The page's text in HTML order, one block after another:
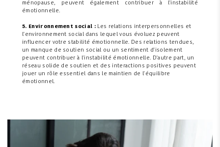
ménopause, peuvent également contribuer à l'instabilité
émotionnelle.
5. Environnement social : Les relations interpersonnelles et
l'environnement social dans lequel vous évoluez peuvent
influencer votre stabilité émotionnelle. Des relations tendues,
un manque de soutien social ou un sentiment d'isolement
peuvent contribuer à l'instabilité émotionnelle. D'autre part, un
réseau solide de soutien et des interactions positives peuvent
jouer un rôle essentiel dans le maintien de l'équilibre
émotionnel.